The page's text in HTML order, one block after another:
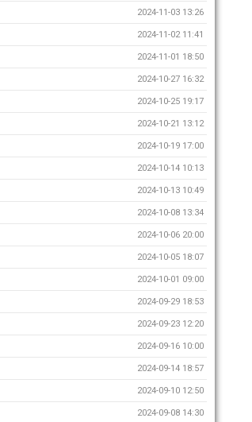
2024-11-03 13:26
2024-11-02 11:41
2024-11-01 18:50
2024-10-27 16:32
2024-10-25 19:17
2024-10-21 13:12
2024-10-19 17:00
2024-10-14 10:13
2024-10-13 10:49
2024-10-08 13:34
2024-10-06 20:00
2024-10-05 18:07
2024-10-01 09:00
2024-09-29 18:53
2024-09-23 12:20
2024-09-16 10:00
2024-09-14 18:57
2024-09-10 12:50
2024-09-08 14:30